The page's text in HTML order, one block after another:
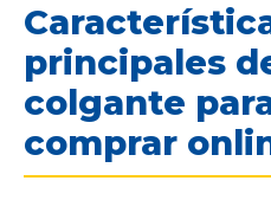
principales
colgante
comprar